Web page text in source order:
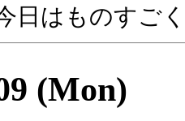
日はものすご
(Mon)